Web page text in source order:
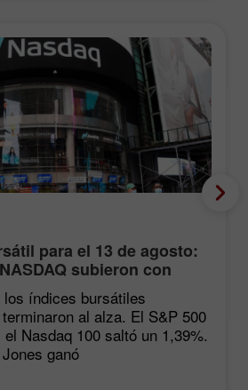
para el 13 de agosto:
subieron con
de inflación
índices bursátiles
al alza. El S&P 500
Nasdaq 100 saltó un 1,39%.
ganó